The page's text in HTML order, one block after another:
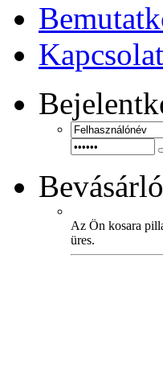
Kapcsolat
Az Ön kosara
üres.